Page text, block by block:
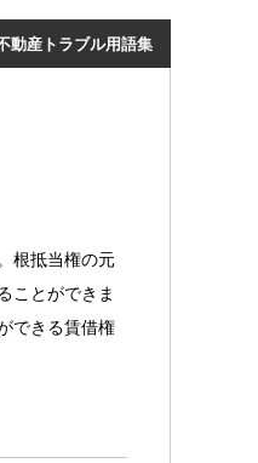
動産トラブル用語集
根抵当権の元
ことができま
できる賃借権